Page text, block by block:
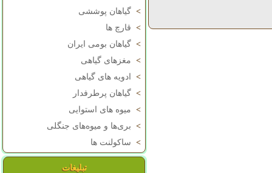
> گیاهان پوششی
> قارچ ها
> گیاهان بومی ایران
> مغزهای گیاهی
>
ادویه های گیاهی
> گیاهان پرطرفدار
> میوه های استوایی
> بری‌ها و میوه‌های جنگلی
> ساکولنت ها
تبلیغات